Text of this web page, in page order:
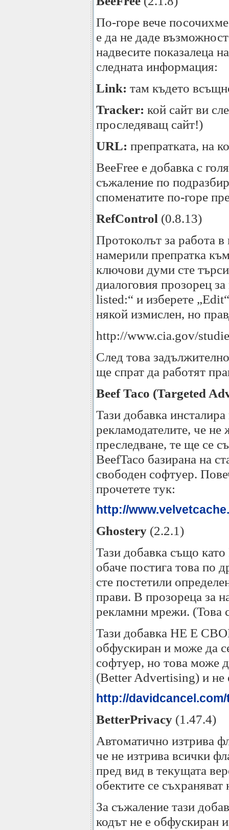
По-горе вече
е да не даде
надвесите показалеца
следната информация:
Link: там където
Tracker: кой сайт ви
проследяващ сайт!)
URL: препратката, на
BeeFree е добавка с
съжаление по
споменатите по-горе
RefControl (0.8.13)
Протоколът за работа в
намерили препратка
ключови думи сте
диалоговия прозорец
listed:“ и изберете
някой измислен, но
http://www.cia.gov/
След това
ще спрат да работят
Beef Taco (Targeted
Тази добавка
рекламодателите, че не
преследване, те ще се
BeefTaco базирана на
свободен софтуер.
прочетете тук:
http://
Ghostery (2.2.1)
Тази добавка също
обаче постига това по
сте постетили
прави. В прозореца за
рекламни мрежи. (Това
Тази добавка НЕ Е
обфускиран и може да
софтуер, но това може
(Better Advertising) и не
http://
BetterPrivacy (1.47.4)
Автоматично изтрива
че не изтрива всички
пред вид в текущата
обектите се
За съжаление тази
кодът не е обфускиран